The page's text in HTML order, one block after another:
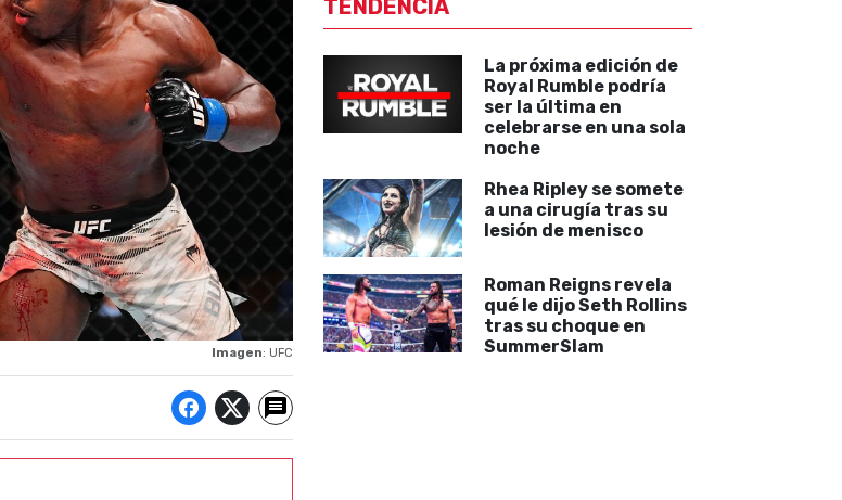
Imagen: UFC
TENDENCIA
La próxima edición de
Royal Rumble podría
ser la última en
celebrarse en una sola
noche
Rhea Ripley se somete
a una cirugía tras su
lesión de menisco
Roman Reigns revela
qué le dijo Seth Rollins
tras su choque en
SummerSlam